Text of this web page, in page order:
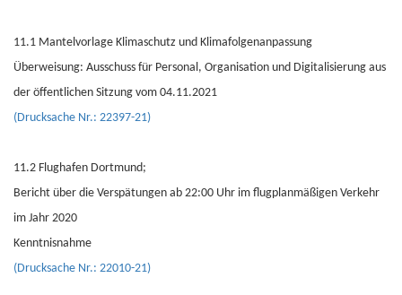
11.1 Mantelvorlage Klimaschutz und Klimafolgenanpassung
Überweisung: Ausschuss für Personal, Organisation und Digitalisierung aus
der öffentlichen Sitzung vom 04.11.2021
(Drucksache Nr.: 22397-21)
11.2 Flughafen Dortmund;
Bericht über die Verspätungen ab 22:00 Uhr im flugplanmäßigen Verkehr
im Jahr 2020
Kenntnisnahme
(Drucksache Nr.: 22010-21)